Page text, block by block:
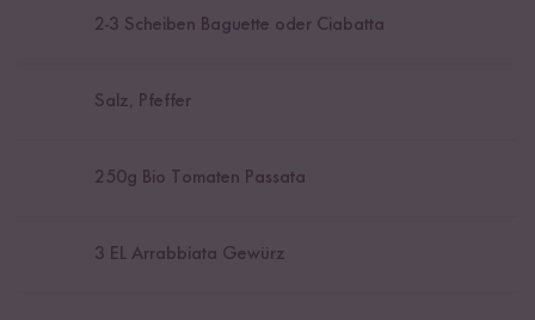
2-3 Scheiben Baguette oder Ciabatta
Salz, Pfeffer
250g Bio Tomaten Passata
3 EL Arrabbiata Gewürz